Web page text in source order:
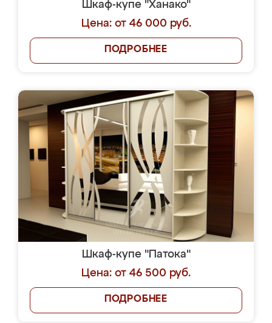
Шкаф-купе "Ханако"
Цена: от 46 000 руб.
ПОДРОБНЕЕ
Шкаф-купе "Патока"
Цена: от 46 500 руб.
ПОДРОБНЕЕ